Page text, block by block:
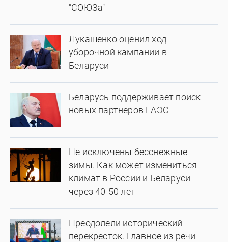
"СОЮЗа"
Лукашенко оценил ход
уборочной кампании в
Беларуси
Беларусь поддерживает поиск
новых партнеров ЕАЭС
Не исключены бесснежные
зимы. Как может измениться
климат в России и Беларуси
через 40-50 лет
Преодолели исторический
перекресток. Главное из речи